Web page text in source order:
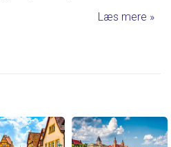
Læs mere